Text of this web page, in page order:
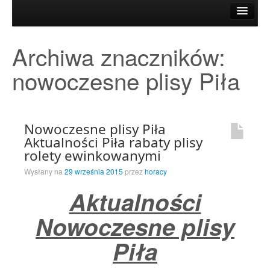
Przykładowa strona
Strona Główna
Archiwa znaczników:
nowoczesne plisy Piła
Nowoczesne plisy Piła
Aktualności Piła rabaty plisy
rolety ewinkowanymi
Wysłany na 29 września 2015 przezhoracy
Aktualności
Nowoczesne plisy
Piła